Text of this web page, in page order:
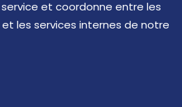
et coordonne entre les
les services internes de notre